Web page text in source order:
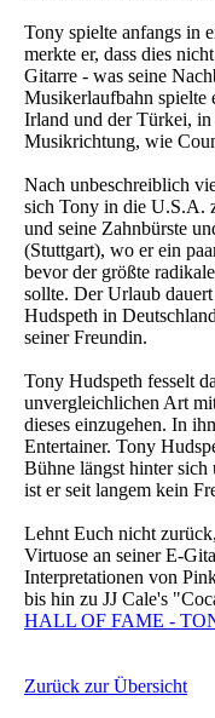
Tony spielte anfangs in
merkte er, dass dies
Gitarre - was seine
Musikerlaufbahn spielte
Irland und der Türkei, in
Musikrichtung, wie
Nach unbeschreiblich
sich Tony in die U.S.A.
und seine Zahnbürste
(Stuttgart), wo er ein
bevor der größte
sollte. Der Urlaub
Hudspeth in
seiner Freundin.
Tony Hudspeth fesselt
unvergleichlichen Art
dieses einzugehen. In
Entertainer. Tony
Bühne längst hinter
ist er seit langem kein
Lehnt Euch nicht
Virtuose an seiner E-
Interpretationen von
bis hin zu JJ Cale's
HALL OF FAME -
Zurück zur Übersicht